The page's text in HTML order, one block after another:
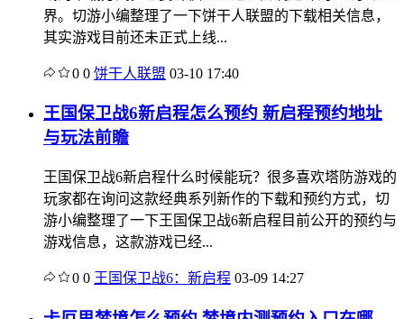
界。切游小编整理了一下饼干人联盟的下载相关信息，
其实游戏目前还未正式上线...
0 0 饼干人联盟 03-10 17:40
王国保卫战6新启程怎么预约 新启程预约地址
与玩法前瞻
王国保卫战6新启程什么时候能玩？很多喜欢塔防游戏的
玩家都在询问这款经典系列新作的下载和预约方式，切
游小编整理了一下王国保卫战6新启程目前公开的预约与
游戏信息，这款游戏已经...
0 0 王国保卫战6：新启程 03-09 14:27